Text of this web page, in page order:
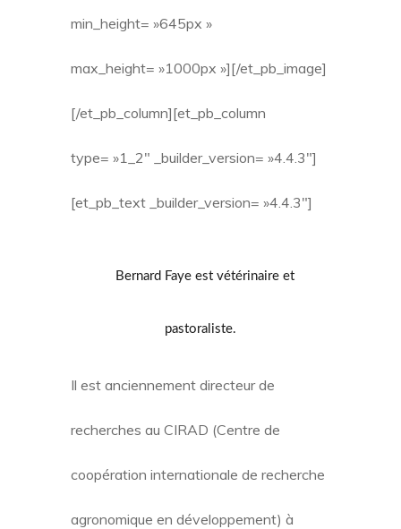
min_height= »645px »
max_height= »1000px »][/et_pb_image]
[/et_pb_column][et_pb_column
type= »1_2″ _builder_version= »4.4.3″]
[et_pb_text _builder_version= »4.4.3″]
Bernard Faye est vétérinaire et
pastoraliste.
Il est anciennement directeur de
recherches au CIRAD (Centre de
coopération internationale de recherche
agronomique en développement) à